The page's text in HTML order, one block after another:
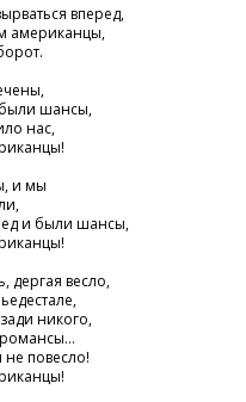
вперед,
американцы,
шансы,
нас,
и мы
и были шансы,
дергая весло,
никого,
романсы...
повесло!